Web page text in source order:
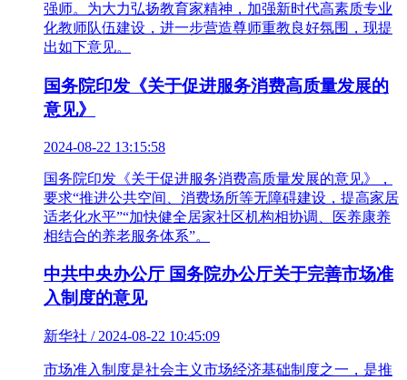
强师。为大力弘扬教育家精神，加强新时代高素质专业
化教师队伍建设，进一步营造尊师重教良好氛围，现提
出如下意见。
国务院印发《关于促进服务消费高质量发展的
意见》
2024-08-22 13:15:58
国务院印发《关于促进服务消费高质量发展的意见》，
要求“推进公共空间、消费场所等无障碍建设，提高家居
适老化水平”“加快健全居家社区机构相协调、医养康养
相结合的养老服务体系”。
中共中央办公厅 国务院办公厅关于完善市场准
入制度的意见
新华社 / 2024-08-22 10:45:09
市场准入制度是社会主义市场经济基础制度之一，是推